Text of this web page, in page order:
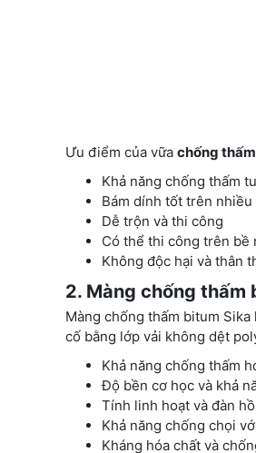
Ưu điểm của vữa chống
Khả năng chống thấm
Bám dính tốt trên nhiều
Dễ trộn và thi công
Có thể thi công trên bề
Không độc hại và thân
2. Màng chống thấm
Màng chống thấm bitum
cố bằng lớp vải không dệt
Khả năng chống thấm
Độ bền cơ học và khả
Tính linh hoạt và đàn
Khả năng chống chọi
Kháng hóa chất và